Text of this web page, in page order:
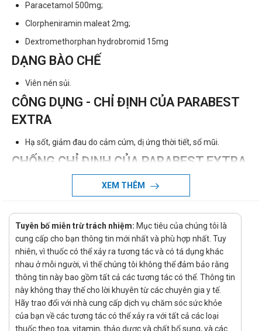
Paracetamol 500mg;
Clorpheniramin maleat 2mg;
Dextromethorphan hydrobromid 15mg
DẠNG BÀO CHẾ
Viên nén sủi.
CÔNG DỤNG - CHỈ ĐỊNH CỦA PARABEST
EXTRA
Hạ sốt, giảm đau do cảm cúm, dị ứng thời tiết, sổ mũi.
CHỐNG CHỈ ĐỊNH CỦA PARABEST EXTRA
Bệnh nhân đang điều trị bằng thuốc IMAO hoặc đã dùng
IMAO trong khoảng thời gian 2 tuần trước. Suy gan, suy thận.
Người đang lái tàu, xe hoặc vận hành máy móc. Glocom góc
hẹp, u xơ tiền liệt tuyến, hẹp cổ bàng quang.
CÁCH DÙNG - LIỀU DÙNG PARABEST
EXTRA
Cách dùng:
Thuốc dùng đường uống.
Liều dùng:
XEM THÊM
Tuyên bố miễn trừ trách nhiệm: Mục tiêu của chúng tôi là
cung cấp cho bạn thông tin mới nhất và phù hợp nhất. Tuy
nhiên, vì thuốc có thể xảy ra tương tác và có tá dụng khác
nhau ở mỗi người, vì thế chúng tôi không thể đảm bảo rằng
thông tin này bao gồm tất cả các tương tác có thể. Thông tin
này không thay thế cho lời khuyên từ các chuyên gia y tế.
Hãy trao đổi với nhà cung cấp dịch vụ chăm sóc sức khỏe
của bạn về các tương tác có thể xảy ra với tất cả các loại
thuốc theo toa, vitamin, thảo dược và chất bổ sung, và các